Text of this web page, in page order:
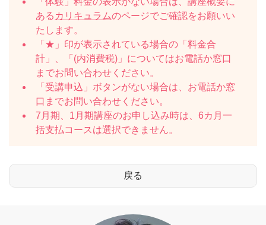
ある カリキュラムのページでご確認をお願いい
たします。
「★」印が表示されている場合の「料金合
計」、「(内消費税)」についてはお電話か窓口
までお問い合わせください。
「受講申込」ボタンがない場合は、お電話か窓
口までお問い合わせください。
7月期、1月期講座のお申し込み時は、6カ月一
括支払コースは選択できません。